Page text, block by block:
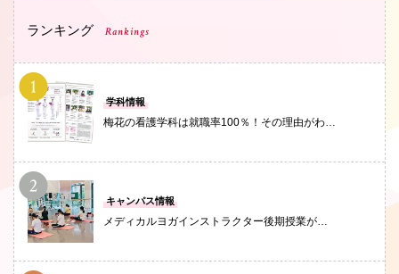
ランキング Rankings
学科情報
梅花の看護学科は就職率100％！その理由がわ…
キャンパス情報
メディカルヨガインストラクター後期授業が…